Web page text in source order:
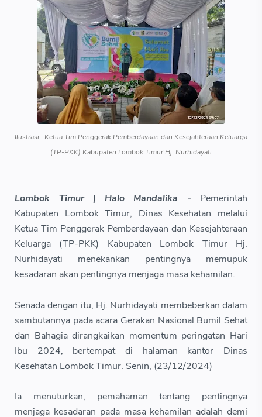
Ilustrasi : Ketua Tim Penggerak Pemberdayaan dan Kesejahteraan Keluarga
(TP-PKK) Kabupaten Lombok Timur Hj. Nurhidayati
Lombok Timur | Halo Mandalika - Pemerintah
Kabupaten Lombok Timur, Dinas Kesehatan melalui
Ketua Tim Penggerak Pemberdayaan dan Kesejahteraan
Keluarga (TP-PKK) Kabupaten Lombok Timur Hj.
Nurhidayati menekankan pentingnya memupuk
kesadaran akan pentingnya menjaga masa kehamilan.
Senada dengan itu, Hj. Nurhidayati membeberkan dalam
sambutannya pada acara Gerakan Nasional Bumil Sehat
dan Bahagia dirangkaikan momentum peringatan Hari
Ibu 2024, bertempat di halaman kantor Dinas
Kesehatan Lombok Timur. Senin, (23/12/2024)
Ia menuturkan, pemahaman tentang pentingnya
menjaga kesadaran pada masa kehamilan adalah demi